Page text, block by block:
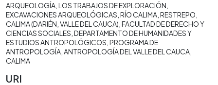
ARQUEOLOGÍA LOS TRABAJOS DE EXPLORACIÓN
EXCAVACIONES ARQUEOLÓGICAS RÍO CALIMA RESTREPO
CALIMA (DARIÉN, VALLE DEL CAUCA) FACULTAD DE DERECHO Y
CIENCIAS SOCIALES DEPARTAMENTO DE HUMANIDADES Y
ESTUDIOS ANTROPOLÓGICOS PROGRAMA DE
ANTROPOLOGÍA ANTROPOLOGÍA DEL VALLE DEL CAUCA
CALIMA
URI